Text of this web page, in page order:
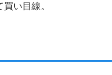
い目線。